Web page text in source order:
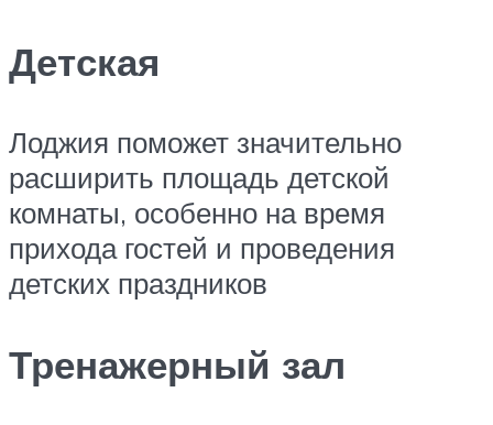
Детская
Лоджия поможет значительно
расширить площадь детской
комнаты, особенно на время
прихода гостей и проведения
детских праздников
Тренажерный зал